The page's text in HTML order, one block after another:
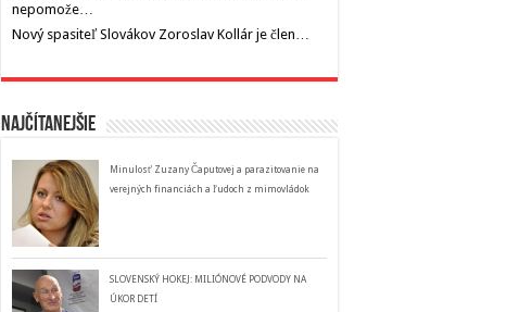
nepomože…
Nový spasiteľ Slovákov Zoroslav Kollár je člen…
Najčítanejšie
Minulosť Zuzany Čaputovej a parazitovanie na
verejných financiách a ľudoch z mimovládok
SLOVENSKÝ HOKEJ: MILIÓNOVÉ PODVODY NA
ÚKOR DETÍ